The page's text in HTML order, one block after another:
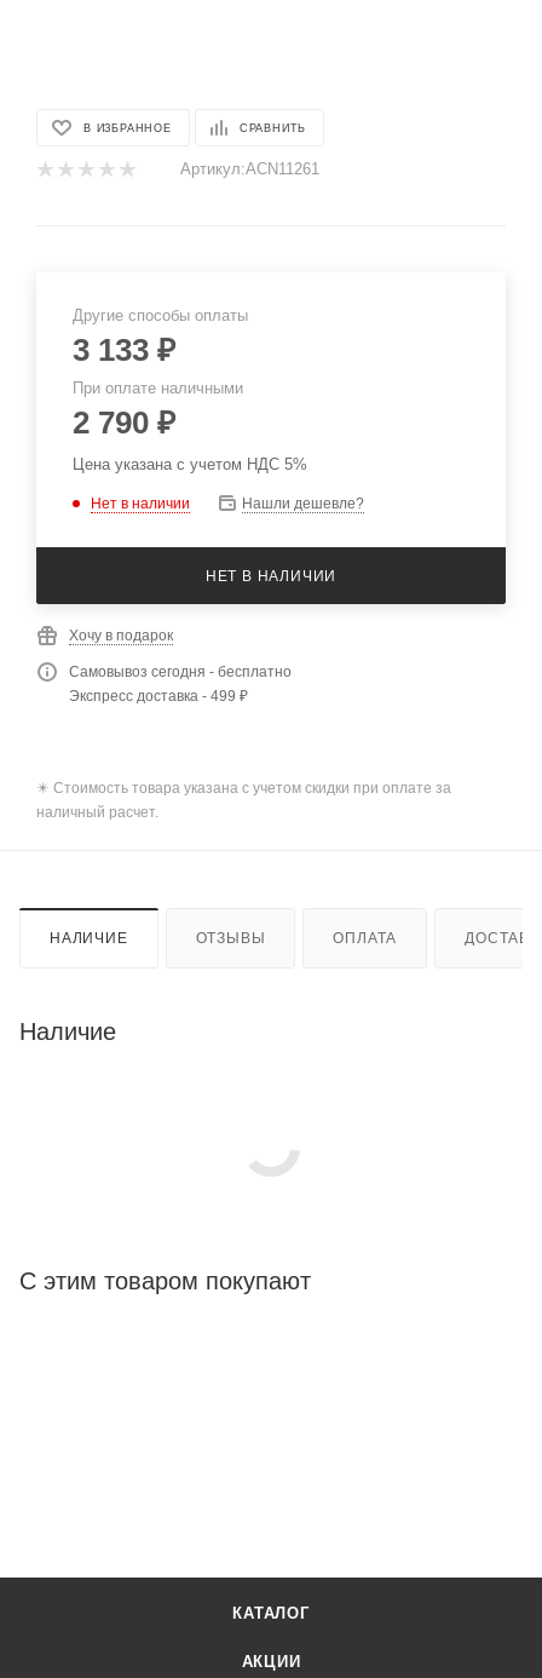
В ИЗБРАННОЕ СРАВНИТЬ
Артикул:ACN11261
Другие способы оплаты
3 133 ₽
При оплате наличными
2 790 ₽
Цена указана с учетом НДС 5%
Нет в наличии Нашли дешевле?
НЕТ В НАЛИЧИИ
Хочу в подарок
Самовывоз сегодня - бесплатно
Экспресс доставка - 499 ₽
✴️ Стоимость товара указана с учетом скидки при оплате за
наличный расчет.
НАЛИЧИЕ ОТЗЫВЫ ОПЛАТА
Наличие
С этим товаром покупают
КАТАЛОГ
АКЦИИ